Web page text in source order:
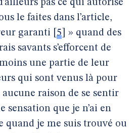
pas ce qui autorise
le faites dans l’article,
garanti
5
» quand des
savants s’efforcent de
une partie de leur
qui sont venus là pour
aucune raison de se sentir
sensation que je n’ai en
quand je me suis trouvé ou